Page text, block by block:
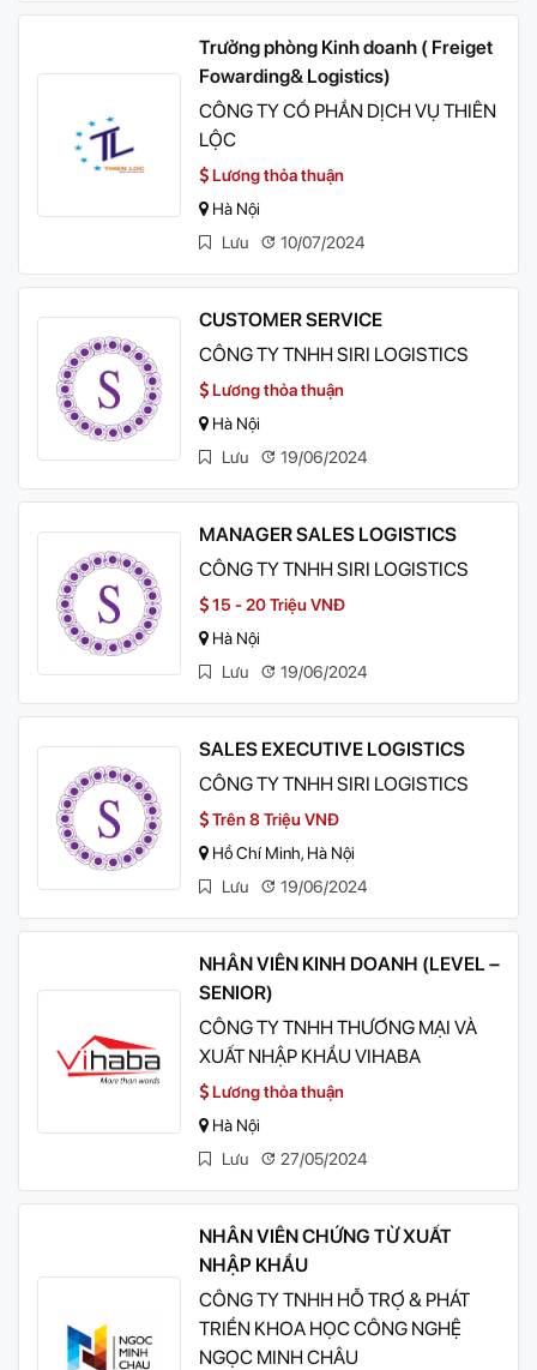
Trưởng phòng Kinh doanh ( Freiget
Fowarding& Logistics)
CÔNG TY CỔ PHẦN DỊCH VỤ THIÊN
LỘC
Lương thỏa thuận
Hà Nội
Lưu
10/07/2024
CUSTOMER SERVICE
CÔNG TY TNHH SIRI LOGISTICS
Lương thỏa thuận
Hà Nội
Lưu
19/06/2024
MANAGER SALES LOGISTICS
CÔNG TY TNHH SIRI LOGISTICS
15 - 20 Triệu VNĐ
Hà Nội
Lưu
19/06/2024
SALES EXECUTIVE LOGISTICS
CÔNG TY TNHH SIRI LOGISTICS
Trên 8 Triệu VNĐ
Hồ Chí Minh, Hà Nội
Lưu
19/06/2024
NHÂN VIÊN KINH DOANH (LEVEL –
SENIOR)
CÔNG TY TNHH THƯƠNG MẠI VÀ
XUẤT NHẬP KHẨU VIHABA
Lương thỏa thuận
Hà Nội
Lưu
27/05/2024
NHÂN VIÊN CHỨNG TỪ XUẤT
NHẬP KHẨU
CÔNG TY TNHH HỖ TRỢ & PHÁT
TRIỂN KHOA HỌC CÔNG NGHỆ
NGỌC MINH CHÂU